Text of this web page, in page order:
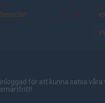
22-10 vs.
vs.
för att kunna satsa
smärtfritt!